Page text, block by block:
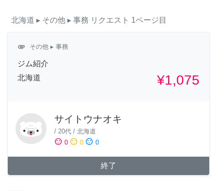
北海道 ▸ その他 ▸ 事務 リクエスト 1ページ目
attachment その他 ▸ 事務
ジム紹介
北海道
¥1,075
サイトウナオキ
/ 20代 / 北海道
sentiment_satisfied 0 sentiment_neutral 0 sentiment_dissatisfied 0
終了